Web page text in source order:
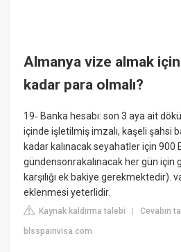
Almanya vize almak
kadar para olmalı?
19‐ Banka hesabı: son 3 aya ait
içinde işletilmiş imzalı, kaşeli şahsi
kadar kalınacak seyahatler için 900
gündensonrakalınacak her gün için
karşılığı ek bakiye gerekmektedir).
eklenmesi yeterlidir.
Kaynak kaldırma talebi |Cevabın
blsspainvisa.com